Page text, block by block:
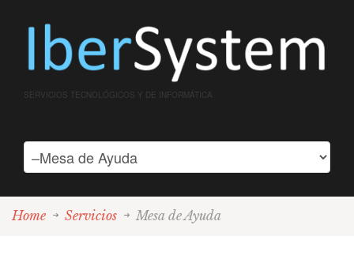
SERVICIOS TECNOLÓGICOS Y DE INFORMÁTICA
Home Servicios Mesa de Ayuda